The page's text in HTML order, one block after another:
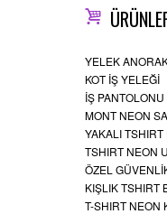
YELEK
KOT İŞ YELEĞİ
İŞ
MONT NEON
YAKALI
TSHIRT NEON
ÖZEL
KIŞLIK TSHIRT
T-SHIRT NEON